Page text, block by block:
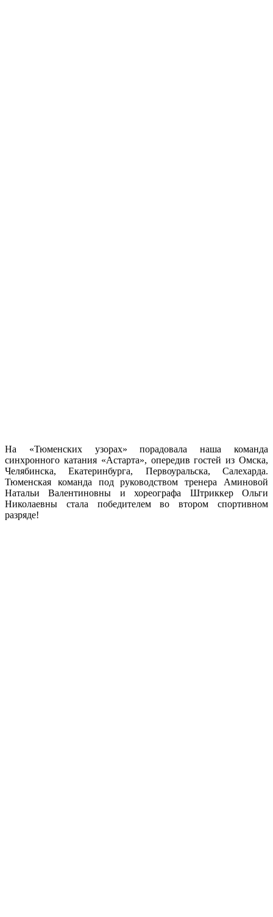
На «Тюменских узорах» порадовала наша команда
синхронного катания «Астарта», опередив гостей из Омска,
Челябинска, Екатеринбурга, Первоуральска, Салехарда.
Тюменская команда под руководством тренера Аминовой
Натальи Валентиновны и хореографа Штриккер Ольги
Николаевны стала победителем во втором спортивном
разряде!